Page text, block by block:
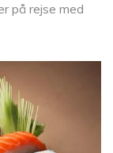
på rejse med